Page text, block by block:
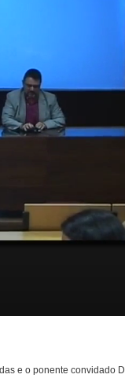
e o ponente